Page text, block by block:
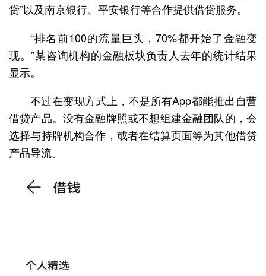
贷”以及南京银行、平安银行等合作提供借贷服务。
“排名前100的流量巨头，70%都开始了金融变
现。”某咨询机构的金融板块负责人去年的统计结果
显示。
不过在变现方式上，不是所有App都能推出自营
借贷产品。没有金融牌照或不想组建金融团队的，会
选择与持牌机构合作，或者在结算页面等为其他借贷
产品导流。